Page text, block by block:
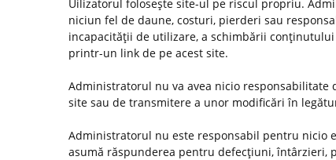
Uilizatorul foloseşte site-ul pe riscul propriu.
niciun fel de daune, costuri, pierderi sau
incapacităţii de utilizare, a schimbării
printr-un link de pe acest site.
Administratorul nu va avea nicio
site sau de transmitere a unor modificări în
Administratorul nu este responsabil pentru nicio
asumă răspunderea pentru defecţiuni, întârzieri,